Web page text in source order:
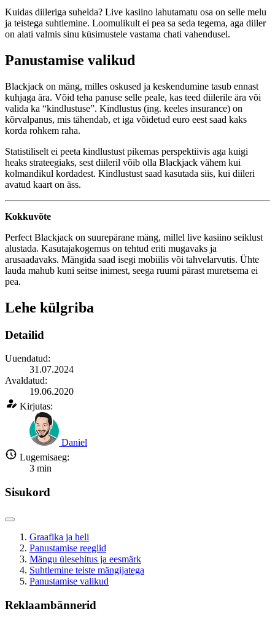
Kuidas diileriga suhelda? Live kasiino lahutamatu osa on selle melu
ja teistega suhtlemine. Loomulikult ei pea sa seda tegema, aga diiler
on alati valmis sinu küsimustele vastama chati vahendusel.
Panustamise valikud
Blackjack on mäng, milles oskused ja keskendumine tasub ennast
kuhjaga ära. Võid teha panuse selle peale, kas teed diilerile ära või
valida ka “kindlustuse”. Kindlustus (ing. keeles insurance) on
kõrvalpanus, mis tähendab, et iga võidetud euro eest saad kaks
korda rohkem raha.
Statistiliselt ei peeta kindlustust pikemas perspektiivis aga kuigi
heaks strateegiaks, sest diileril võib olla Blackjack vähem kui
kolmandikul kordadest. Kindlustust saad kasutada siis, kui diileri
avatud kaart on äss.
Kokkuvõte
Perfect Blackjack on suurepärane mäng, millel live kasiino seiklust
alustada. Kasutajakogemus on tehtud eriti mugavaks ja
arusaadavaks. Mängida saad isegi mobiilis või tahvelarvutis. Ühte
lauda mahub kuni seitse inimest, seega ruumi pärast muretsema ei
pea.
Lehe külgriba
Detailid
Uuendatud:
31.07.2024
Avaldatud:
19.06.2020
Kirjutas:
Daniel
Lugemisaeg:
3 min
Sisukord
Graafika ja heli
Panustamise reeglid
Mängu ülesehitus ja eesmärk
Suhtlemine teiste mängijatega
Panustamise valikud
Reklaambännerid